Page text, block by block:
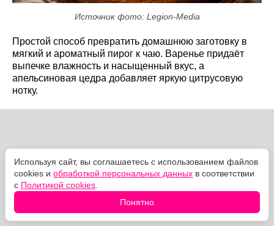
Источник фото: Legion-Media
Простой способ превратить домашнюю заготовку в
мягкий и ароматный пирог к чаю. Варенье придаёт
выпечке влажность и насыщенный вкус, а
апельсиновая цедра добавляет яркую цитрусовую
нотку.
Используя сайт, вы соглашаетесь с использованием файлов
cookies и обработкой персональных данных в соответствии
с Политикой cookies
Понятно